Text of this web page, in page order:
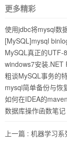
更多精彩
使用jdbc将mysql数
[MySQL]mysql
MySQL真正的UTF-
windows7安装.NET
粗谈MySQL事务的
mysql简单备份与恢
如何在IDEA的
数据库操作函数笔记
上一篇 : 机器学习